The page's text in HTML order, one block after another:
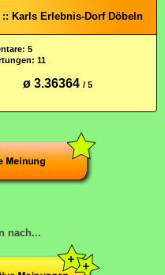
:: Karls Erlebnis-Dorf Döbeln
5
11
ø 3.36364 / 5
nach...